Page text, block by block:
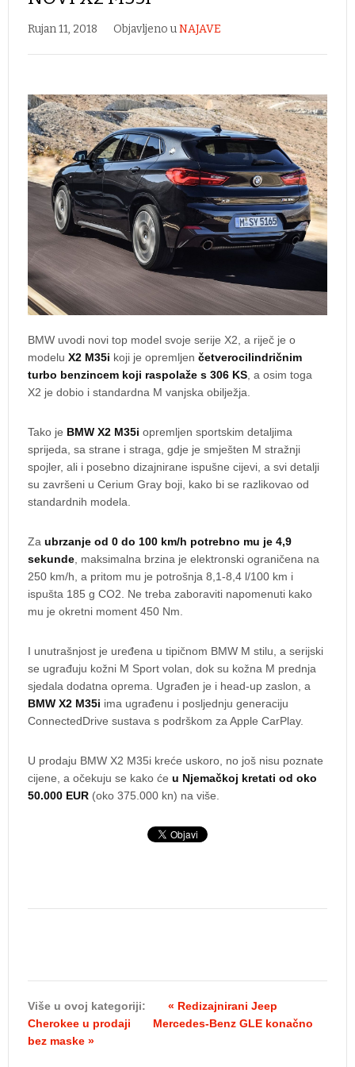
Rujan 11, 2018 Objavljeno uNAJAVE
BMW uvodi novi top model svoje serije X2, a riječ je o
modelu X2 M35i koji je opremljen četverocilindričnim
turbo benzincem koji raspolaže s 306 KS , a osim toga
X2 je dobio i standardna M vanjska obilježja.
Tako je BMW X2 M35i opremljen sportskim detaljima
sprijeda, sa strane i straga, gdje je smješten M stražnji
spojler, ali i posebno dizajnirane ispušne cijevi, a svi detalji
su završeni u Cerium Gray boji, kako bi se razlikovao od
standardnih modela.
Za ubrzanje od 0 do 100 km/h potrebno mu je 4,9
sekunde , maksimalna brzina je elektronski ograničena na
250 km/h, a pritom mu je potrošnja 8,1-8,4 l/100 km i
ispušta 185 g CO2. Ne treba zaboraviti napomenuti kako
mu je okretni moment 450 Nm.
I unutrašnjost je uređena u tipičnom BMW M stilu, a serijski
se ugrađuju kožni M Sport volan, dok su kožna M prednja
sjedala dodatna oprema. Ugrađen je i head-up zaslon, a
BMW X2 M35i ima ugrađenu i posljednju generaciju
ConnectedDrive sustava s podrškom za Apple CarPlay.
U prodaju BMW X2 M35i kreće uskoro, no još nisu poznate
cijene, a očekuju se kako će u Njemačkoj kretati od oko
50.000 EUR (oko 375.000 kn) na više.
Više u ovoj kategoriji:
« Redizajnirani Jeep
Cherokee u prodaji
Mercedes-Benz GLE konačno
bez maske »